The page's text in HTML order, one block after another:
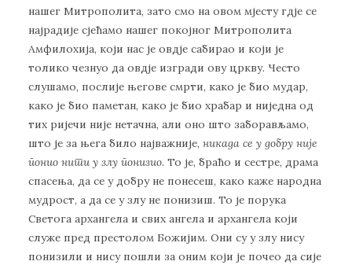
нашег Митрополита, зато смо на овом мјесту гдје се
најрадије сјећамо нашег покојног Митрополита
Амфилохија, који нас је овдје сабирао и који је
толико чезнуо да овдје изгради ову цркву. Често
слушамо, послије његове смрти, како је био мудар,
како је био паметан, како је био храбар и ниједна од
тих ријечи није нетачна, али оно што заборављамо,
што је за њега било најважније, никада се у добру није
понио нити у злу понизио. То је, браћо и сестре, драма
спасења, да се у добру не понесеш, како каже народна
мудрост, а да се у злу не понизиш. То је порука
Светога архангела и свих ангела и архангела који
служе пред престолом Божијим. Они су у злу нису
понизили и нису пошли за оним који је почео да сије